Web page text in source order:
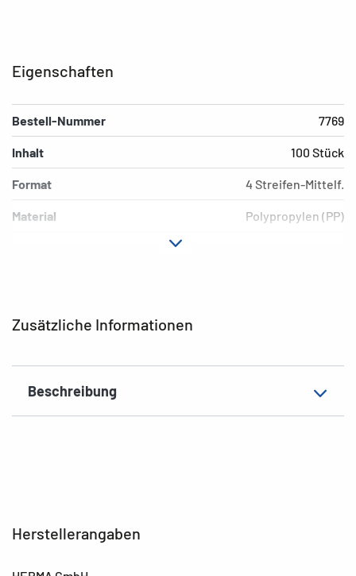
Zusätzliche Informationen
Beschreibung
Eigenschaften
Bestell-Nummer 7769
Inhalt 100 Stück
Format 4 Streifen-Mittelf.
Material Polypropylen (PP)
Herstellerangaben